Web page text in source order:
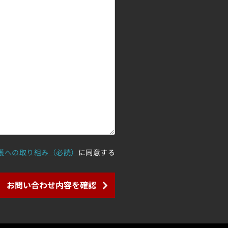
への取り組み（必読） に同意する